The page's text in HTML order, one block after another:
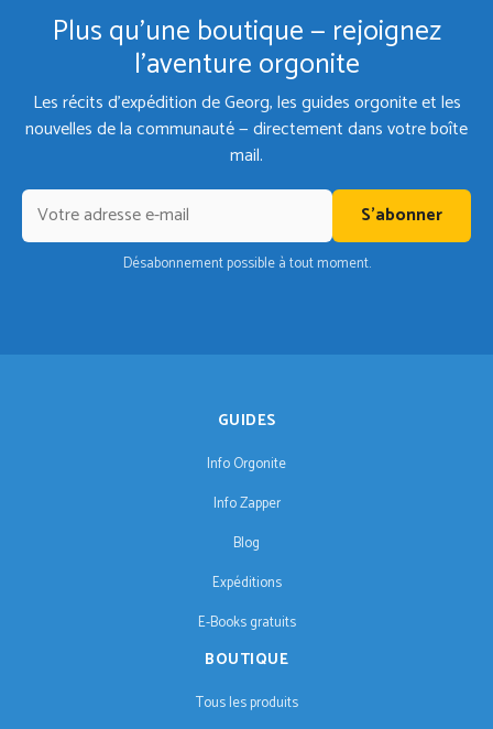
Plus qu'une boutique — rejoignez
l'aventure orgonite
Les récits d'expédition de Georg, les guides orgonite et les
nouvelles de la communauté — directement dans votre boîte
mail.
S'abonner
Désabonnement possible à tout moment.
GUIDES
Info Orgonite
Info Zapper
Blog
Expéditions
E-Books gratuits
BOUTIQUE
Tous les produits